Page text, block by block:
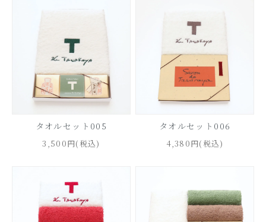
タオルセット005
3,500円(税込)
タオルセット006
4,380円(税込)